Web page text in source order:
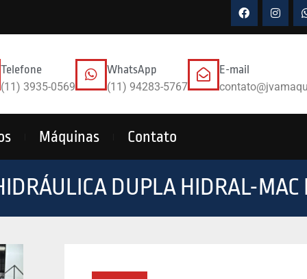
Telefone
(11) 3935-0569
WhatsApp
(11) 94283-5767
E-mail
Máquinas Contato
DUPLA HIDRAL-MAC